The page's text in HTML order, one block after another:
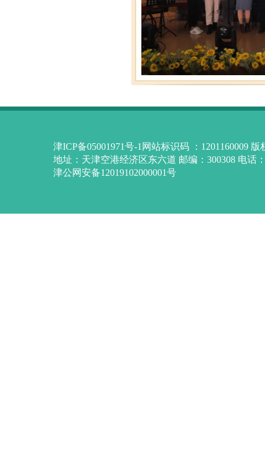
津ICP备05001971号-1网站标识码 ：1201160009
地址：天津空港经济区东六道 邮编：300308 电话
津公网安备12019102000001号